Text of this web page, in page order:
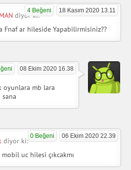
18 Kasım 2020 13.11
4 Beğeni
diyor ki:
Fnaf ar hileside Yapabilirmisiniz??
08 Ekim 2020 16.38
mb lara
06 Ekim 2020 22.39
0 Beğeni
diyor ki:
uc hilesi çıkcakmı